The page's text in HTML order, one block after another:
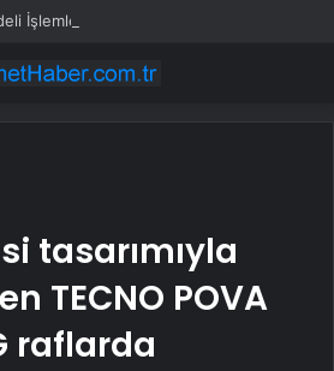
İşlemleri neden düşüyor?
tasarımıyla
TECNO POVA
raflarda